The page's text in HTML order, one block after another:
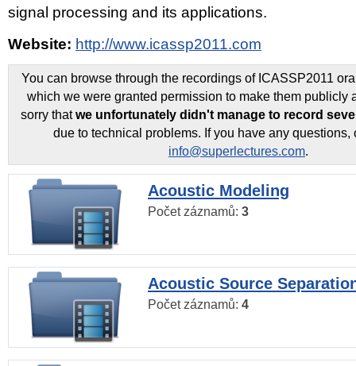
signal processing and its applications.
Website: http://www.icassp2011.com
You can browse through the recordings of ICASSP2011
which we were granted permission to make them publicly
sorry thatwe unfortunately didn't manage to record
due to technical problems. If you have any questions,
info@superlectures.com.
Acoustic Modeling
Počet záznamů: 3
Acoustic Source
Počet záznamů: 4